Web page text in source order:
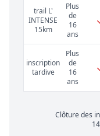
trail L'
INTENSE
15km
Plus
de
16
ans
inscription
tardive
Plus
de
16
ans
Clôture des